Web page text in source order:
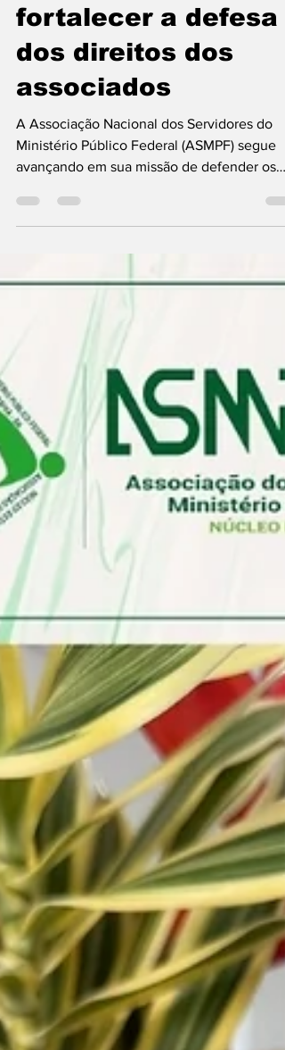
escritórios para
fortalecer a defesa
dos direitos dos
associados
A Associação Nacional dos Servidores do
Ministério Público Federal (ASMPF) segue
importante parceria institucional com três
atuação nacional: Demóstenes Torres
HAA Advogados Associados. A iniciativa
representa mais um passo da ASMPF na
construção de uma estratégia jurídica só